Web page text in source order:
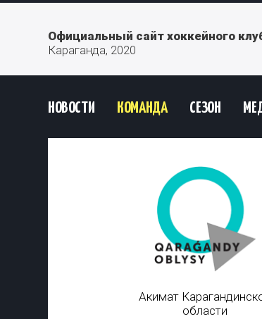
Официальный сайт хоккейного
Караганда, 2020
НОВОСТИ КОМАНДА СЕЗОН
Акимат
области